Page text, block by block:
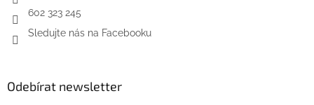
602 323 245
Sledujte nás na Facebooku
Odebírat newsletter